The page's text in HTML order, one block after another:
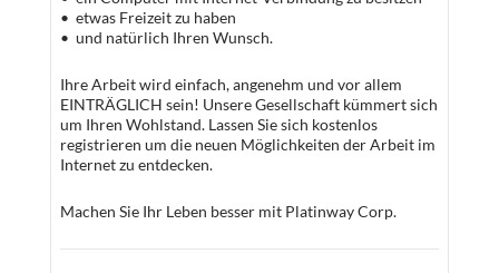
• etwas Freizeit zu haben
• und natürlich Ihren Wunsch.
Ihre Arbeit wird einfach, angenehm und vor allem
EINTRÄGLICH sein! Unsere Gesellschaft kümmert sich
um Ihren Wohlstand. Lassen Sie sich kostenlos
registrieren um die neuen Möglichkeiten der Arbeit im
Internet zu entdecken.
Machen Sie Ihr Leben besser mit Platinway Corp.